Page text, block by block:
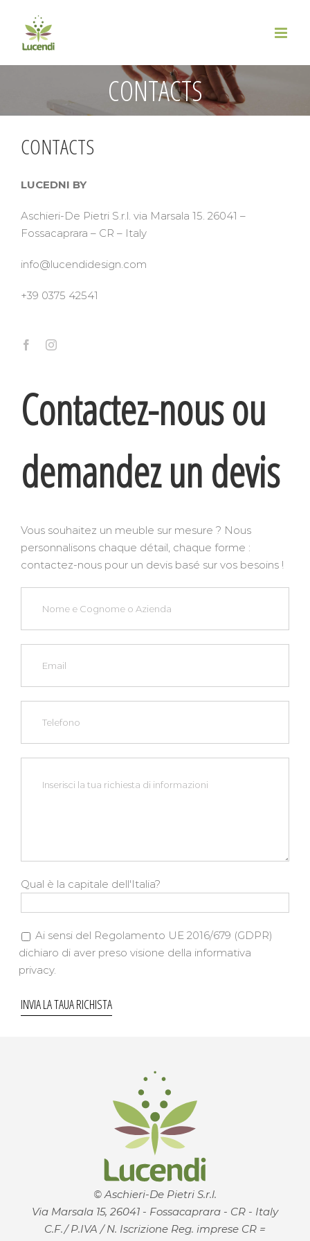
content
CONTACTS
CONTACTS
LUCEDNI BY
Aschieri-De Pietri S.r.l. via Marsala 15. 26041 –
Fossacaprara – CR – Italy
info@lucendidesign.com
+39 0375 42541
Contactez-nous ou
demandez un devis
Vous souhaitez un meuble sur mesure ? Nous
personnalisons chaque détail, chaque forme :
contactez-nous pour un devis basé sur vos besoins !
Qual è la capitale dell'Italia?
Ai sensi del Regolamento UE 2016/679 (GDPR)
dichiaro di aver preso visione della informativa
privacy.
© Aschieri-De Pietri S.r.l.
Via Marsala 15, 26041 - Fossacaprara - CR - Italy
C.F./ P.IVA / N. Iscrizione Reg. imprese CR =